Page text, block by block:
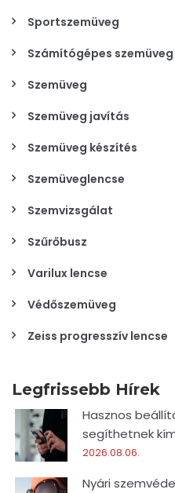
Sportszemüveg
Számítógépes szemüveg
Szemüveg
Szemüveg javítás
Szemüveg készítés
Szemüveglencse
Szemvizsgálat
Szűrőbusz
Varilux lencse
Védőszemüveg
Zeiss progresszív lencse
Legfrissebb Hírek
Hasznos
segíthetnek
2026.08.06.
Nyári